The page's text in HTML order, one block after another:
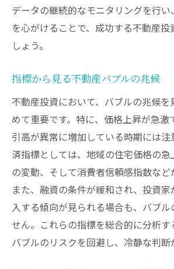
データの継続的なモニタリングを行
を心がけることで、成功する不動産
しょう。
指標から見る不動産バブルの兆候
不動産投資において、バブルの兆候を
めて重要です。特に、価格上昇が急激
引高が異常に増加している時期には注
済指標としては、地域の住宅価格の
の変動、そして消費者信頼感指数など
また、融資の条件が緩和され、投資
入する傾向が見られる場合も、バブ
せん。これらの指標を総合的に分析す
バブルのリスクを回避し、冷静な判断